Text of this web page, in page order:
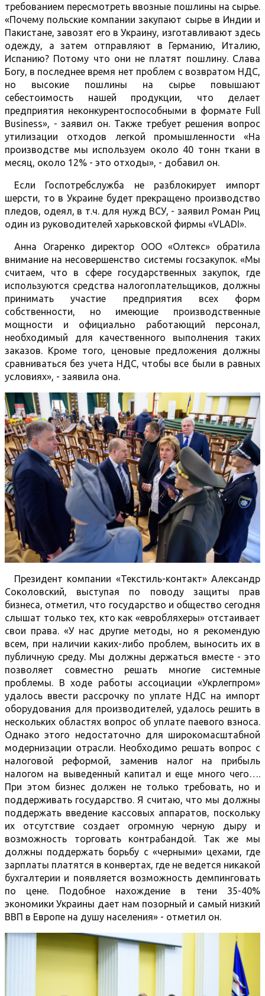
требованием пересмотреть ввозные пошлины на сырье.
«Почему польские компании закупают сырье в Индии и
Пакистане, завозят его в Украину, изготавливают здесь
одежду, а затем отправляют в Германию, Италию,
Испанию? Потому что они не платят пошлину. Слава
Богу, в последнее время нет проблем с возвратом НДС,
но высокие пошлины на сырье повышают
себестоимость нашей продукции, что делает
предприятия неконкурентоспособными в формате Full
Business», - заявил он. Также требует решения вопрос
утилизации отходов легкой промышленности «На
производстве мы используем около 40 тонн ткани в
месяц, около 12% - это отходы», - добавил он.
Если Госпотребслужба не разблокирует импорт
шерсти, то в Украине будет прекращено производство
пледов, одеял, в т.ч. для нужд ВСУ, - заявил Роман Риц
один из руководителей харьковской фирмы «VLADI».
Анна Огаренко директор ООО «Олтекс» обратила
внимание на несовершенство системы госзакупок. «Мы
считаем, что в сфере государственных закупок, где
используются средства налогоплательщиков, должны
принимать участие предприятия всех форм
собственности, но имеющие производственные
мощности и официально работающий персонал,
необходимый для качественного выполнения таких
заказов. Кроме того, ценовые предложения должны
сравниваться без учета НДС, чтобы все были в равных
условиях», - заявила она.
Президент компании «Текстиль-контакт» Александр
Соколовский, выступая по поводу защиты прав
бизнеса, отметил, что государство и общество сегодня
слышат только тех, кто как «евробляхеры» отстаивает
свои права. «У нас другие методы, но я рекомендую
всем, при наличии каких-либо проблем, выносить их в
публичную среду. Мы должны держаться вместе - это
позволяет совместно решать многие системные
проблемы. В ходе работы ассоциации «Укрлегпром»
удалось ввести рассрочку по уплате НДС на импорт
оборудования для производителей, удалось решить в
нескольких областях вопрос об уплате паевого взноса.
Однако этого недостаточно для широкомасштабной
модернизации отрасли. Необходимо решать вопрос с
налоговой реформой, заменив налог на прибыль
налогом на выведенный капитал и еще много чего….
При этом бизнес должен не только требовать, но и
поддерживать государство. Я считаю, что мы должны
поддержать введение кассовых аппаратов, поскольку
их отсутствие создает огромную черную дыру и
возможность торговать контрабандой. Так же мы
должны поддержать борьбу с «черными» цехами, где
зарплаты платятся в конвертах, где не ведется никакой
бухгалтерии и появляется возможность демпинговать
по цене. Подобное нахождение в тени 35-40%
экономики Украины дает нам позорный и самый низкий
ВВП в Европе на душу населения» - отметил он.